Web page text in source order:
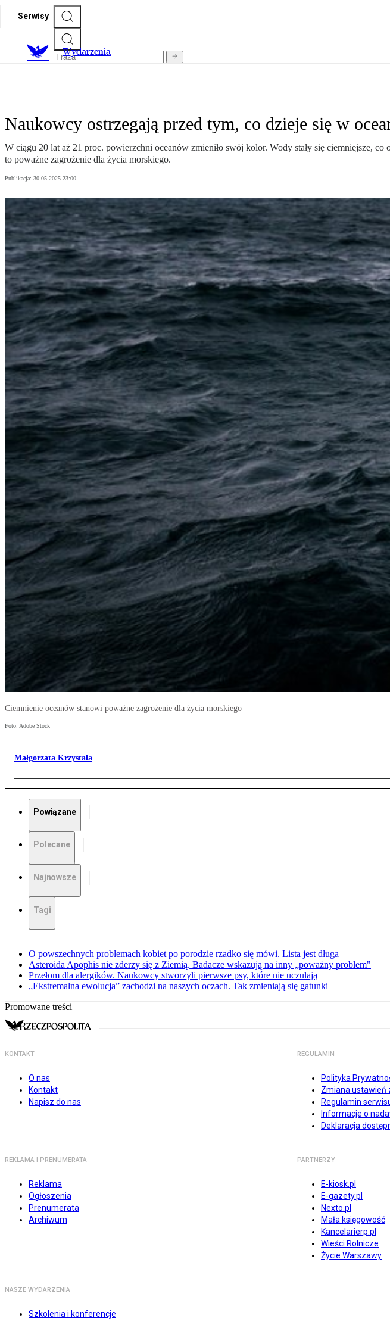
Serwisy
Wydarzenia
Naukowcy ostrzegają przed tym, co dzieje się w
W ciągu 20 lat aż 21 proc. powierzchni oceanów zmieniło swój kolor. Wody stały się ciemniejsze, co
to poważne zagrożenie dla życia morskiego.
Publikacja: 30.05.2025 23:00
Ciemnienie oceanów stanowi poważne zagrożenie dla życia morskiego
Foto: Adobe Stock
Małgorzata Krzystała
Powiązane
Polecane
Najnowsze
Tagi
O powszechnych problemach kobiet po porodzie rzadko się mówi. Lista jest długa
Asteroida Apophis nie zderzy się z Ziemią. Badacze wskazują na inny „poważny problem"
Przełom dla alergików. Naukowcy stworzyli pierwsze psy, które nie uczulają
„Ekstremalna ewolucja” zachodzi na naszych oczach. Tak zmieniają się gatunki
Promowane treści
KONTAKT
O nas
Kontakt
Napisz do nas
REGULAMIN
Polityka
Zmiana ustawień
Regulamin
Informacje o
Deklaracja
REKLAMA I PRENUMERATA
Reklama
Ogłoszenia
Prenumerata
Archiwum
PARTNERZY
E-kiosk.pl
E-gazety.pl
Nexto.pl
Mała księgowość
Kancelarierp.pl
Wieści Rolnicze
Życie Warszawy
NASZE WYDARZENIA
Szkolenia i konferencje